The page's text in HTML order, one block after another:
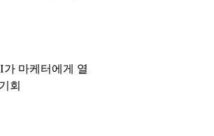
마케터에게 열
회